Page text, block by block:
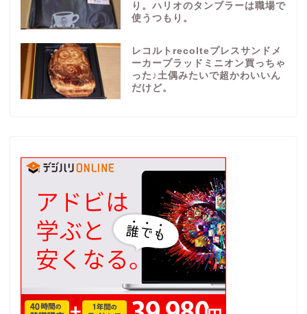
り。ハリオのタンブラーは職場で
使うつもり。
レコルトrecolteプレスサンドメ
ーカープラッドミニオン買っちゃ
った♪土偶みたいで超かわいいん
だけど。